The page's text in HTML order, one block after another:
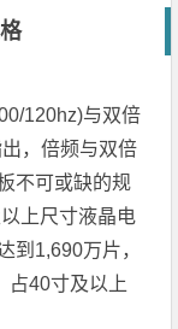
120hz)与双倍
，倍频与双倍
不可或缺的规
上尺寸液晶电
到1,690万片，
占40寸及以上